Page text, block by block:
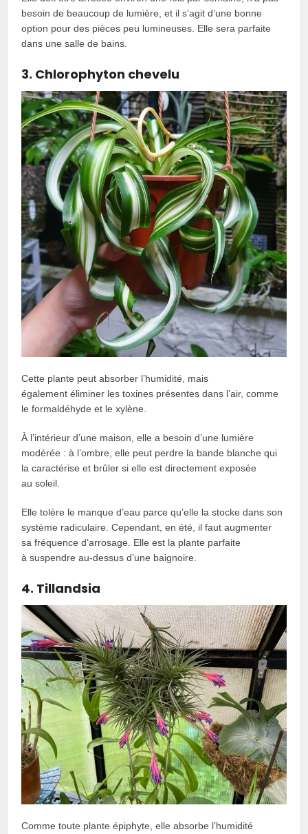
besoin de beaucoup de lumière, et il s’agit d’une bonne
option pour des pièces peu lumineuses. Elle sera parfaite
dans une salle de bains.
3. Chlorophyton chevelu
Cette plante peut absorber l’humidité, mais
également éliminer les toxines présentes dans l’air, comme
le formaldéhyde et le xylène.
À l’intérieur d’une maison, elle a besoin d’une lumière
modérée : à l’ombre, elle peut perdre la bande blanche qui
la caractérise et brûler si elle est directement exposée
au soleil.
Elle tolère le manque d’eau parce qu’elle la stocke dans son
système radiculaire. Cependant, en été, il faut augmenter
sa fréquence d’arrosage. Elle est la plante parfaite
à suspendre au-dessus d’une baignoire.
4. Tillandsia
Comme toute plante épiphyte, elle absorbe l’humidité